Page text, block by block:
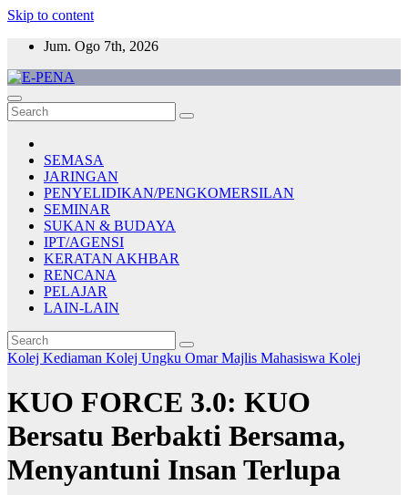
Skip to content
Jum. Ogo 7th, 2026
E-PENA
Berita Digital Terkini
SEMASA
JARINGAN
PENYELIDIKAN/PENGKOMERSILAN
SEMINAR
SUKAN & BUDAYA
IPT/AGENSI
KERATAN AKHBAR
RENCANA
PELAJAR
LAIN-LAIN
Kolej Kediaman Kolej Ungku OmarMajlis Mahasiswa Kolej
KUO FORCE 3.0: KUO
Bersatu Berbakti Bersama,
Menyantuni Insan Terlupa